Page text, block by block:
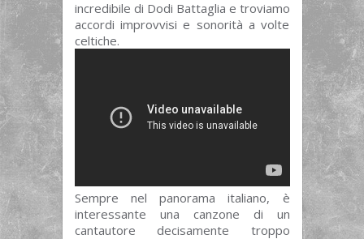
incredibile di Dodi Battaglia e troviamo
accordi improvvisi e sonorità a volte
celtiche.
Sempre nel panorama italiano, è
interessante una canzone di un
cantautore decisamente troppo